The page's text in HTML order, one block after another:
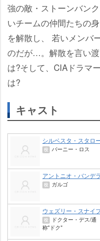
強の敵・ストーンバン
いチームの仲間たちの
を解散し、 若いメンバ
のだが…。解散を言い
は?そして、CIAドラマ
は?
キャスト
シルベスタ・スタロ
役 バーニー・ロス
アントニオ・バンデ
役 ガルゴ
ウェズリー・スナイ
役
ドクター・デス/通
称"ドク"